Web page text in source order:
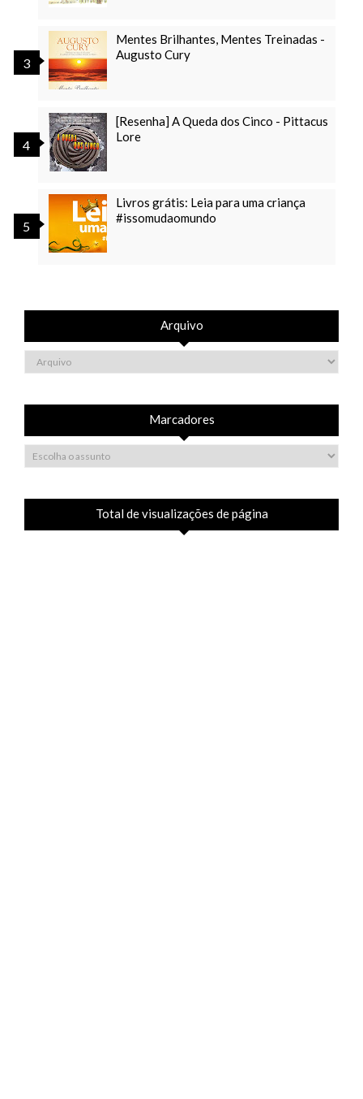
Mentes Brilhantes, Mentes Treinadas -
Augusto Cury
[Resenha] A Queda dos Cinco - Pittacus
Lore
Livros grátis: Leia para uma criança
#issomudaomundo
Arquivo
Marcadores
Total de visualizações de página